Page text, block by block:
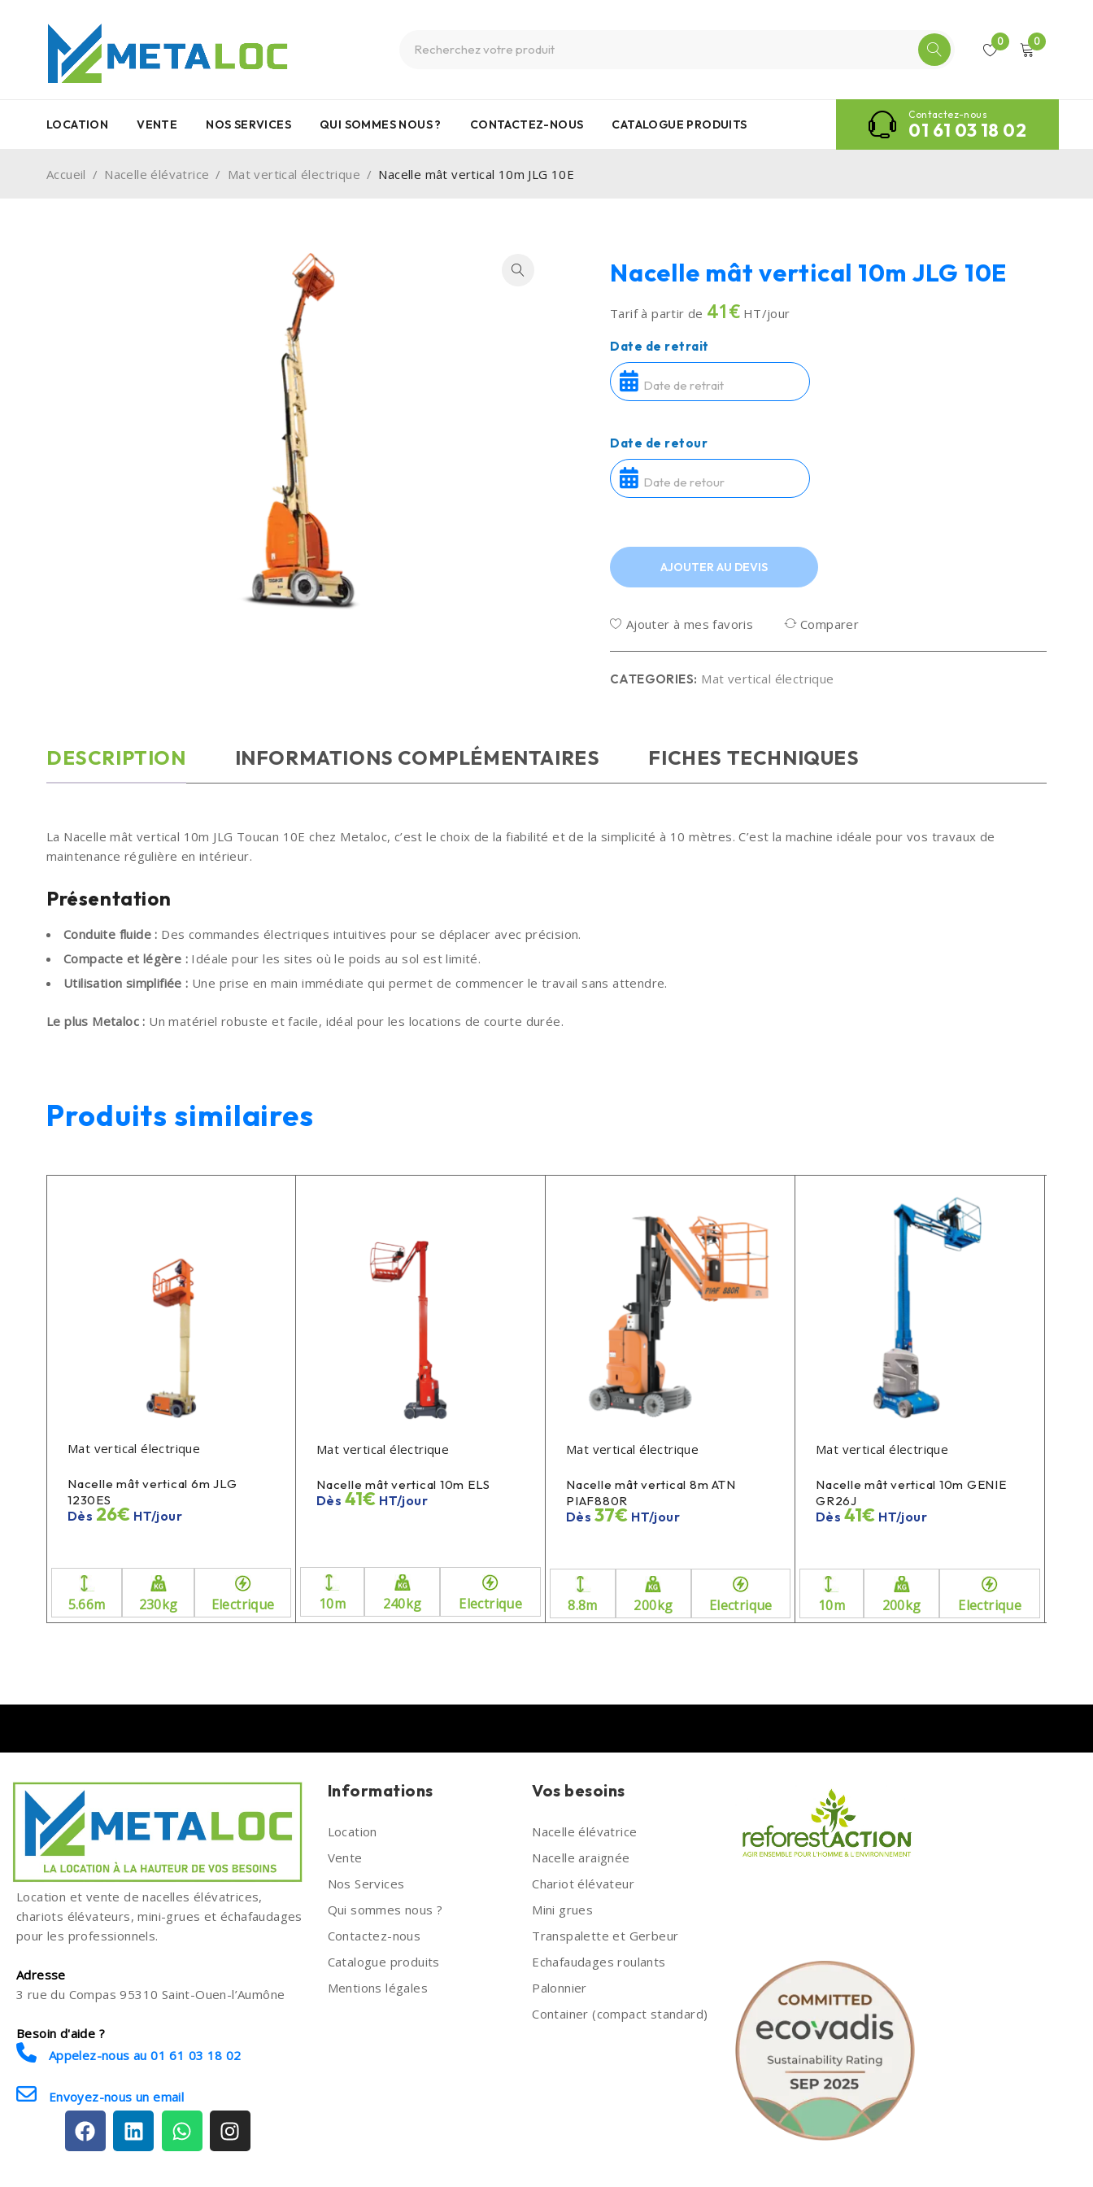
0 0
LOCATION VENTE NOS SERVICES QUI SOMMES NOUS ? CONTACTEZ-NOUS CATALOGUE PRODUITS
Contactez-nous
01 61 03 18 02
Accueil / Nacelle élévatrice / Mat vertical électrique / Nacelle mât vertical 10m JLG 10E
Nacelle mât vertical 10m JLG 10E
Tarif à partir de 41€HT/jour
Date de retrait
Date de retour
AJOUTER AU DEVIS
Ajouter à mes favoris Comparer
CATEGORIES: Mat vertical électrique
DESCRIPTION INFORMATIONS COMPLÉMENTAIRES FICHES TECHNIQUES
La Nacelle mât vertical 10m JLG Toucan 10E chez Metaloc, c’est le choix de la fiabilité et de la simplicité à 10 mètres. C’est la machine idéale pour vos travaux de
maintenance régulière en intérieur.
Présentation
Conduite fluide : Des commandes électriques intuitives pour se déplacer avec précision.
Compacte et légère : Idéale pour les sites où le poids au sol est limité.
Utilisation simplifiée : Une prise en main immédiate qui permet de commencer le travail sans attendre.
Le plus Metaloc : Un matériel robuste et facile, idéal pour les locations de courte durée.
Produits similaires
Mat vertical électrique
Nacelle mât vertical 6m JLG
1230ES
Dès 26€ HT/jour
5.66m 230kg Electrique
Mat vertical électrique
Nacelle mât vertical 10m ELS
Dès 41€ HT/jour
10m 240kg Electrique
Mat vertical électrique
Nacelle mât vertical 8m ATN
PIAF880R
Dès 37€ HT/jour
8.8m 200kg Electrique
Mat vertical électrique
Nacelle mât vertical 10m GENIE
GR26J
Dès 41€ HT/jour
10m 200kg Electrique
Location et vente de nacelles élévatrices,
chariots élévateurs, mini-grues et échafaudages
pour les professionnels.
Adresse
3 rue du Compas 95310 Saint-Ouen-l’Aumône
Besoin d'aide ?
Appelez-nous au 01 61 03 18 02
Envoyez-nous un email
Informations
Location
Vente
Nos Services
Qui sommes nous ?
Contactez-nous
Catalogue produits
Mentions légales
Vos besoins
Nacelle élévatrice
Nacelle araignée
Chariot élévateur
Mini grues
Transpalette et Gerbeur
Echafaudages roulants
Palonnier
Container (compact standard)